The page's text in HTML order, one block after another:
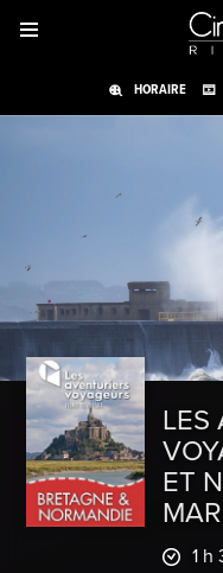
HORAIRE
LES
ET
1 h